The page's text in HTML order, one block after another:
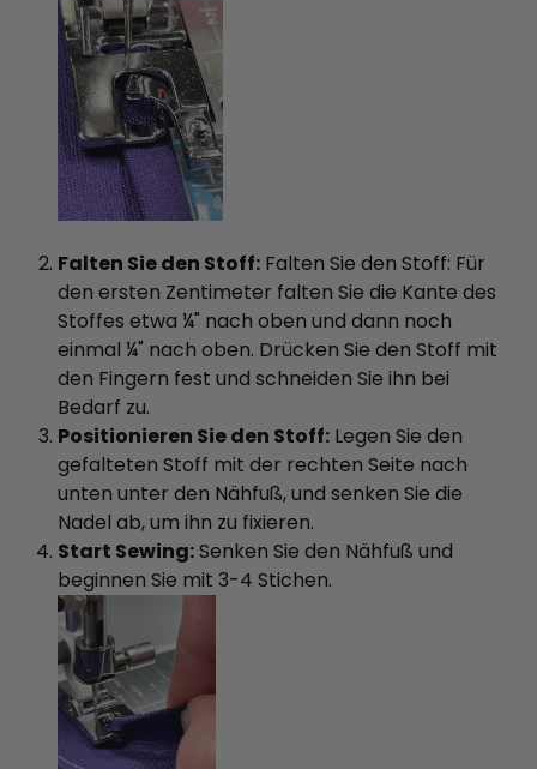
Falten Sie den Stoff: Falten Sie den Stoff: Für
den ersten Zentimeter falten Sie die Kante des
Stoffes etwa ¼" nach oben und dann noch
einmal ¼" nach oben. Drücken Sie den Stoff mit
den Fingern fest und schneiden Sie ihn bei
Bedarf zu.
Positionieren Sie den Stoff: Legen Sie den
gefalteten Stoff mit der rechten Seite nach
unten unter den Nähfuß, und senken Sie die
Nadel ab, um ihn zu fixieren.
Start Sewing:Senken Sie den Nähfuß und
beginnen Sie mit 3-4 Stichen.